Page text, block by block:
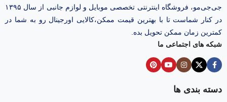
جی‌جی‌مو، فروشگاه اینترنتی تخصصی موبایل و لوازم جانبی از سال ۱۳۹۵
در کنار شماست تا با بهترین قیمت ممکن،‌کالایی اورجینال رو به شما در
کمترین زمان ممکن تحویل بده.
شبکه های اجتماعی ما
دسته بندی ها